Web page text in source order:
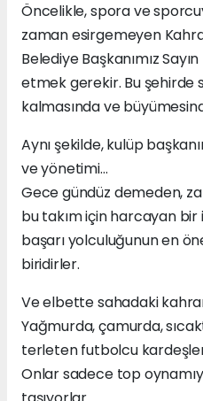
Öncelikle, spora ve
zaman esirgemeyen
Belediye Başkanımız
etmek gerekir. Bu şehirde
kalmasında ve
Aynı şekilde, kulüp
ve yönetimi…
Gece gündüz demeden,
bu takım için harcayan
başarı yolculuğunun en
biridirler.
Ve elbette sahadaki
Yağmurda, çamurda,
terleten futbolcu
Onlar sadece top